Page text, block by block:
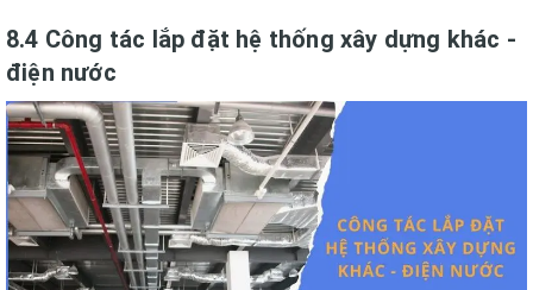
8.4 Công tác lắp đặt hệ thống xây dựng khác -
điện nước